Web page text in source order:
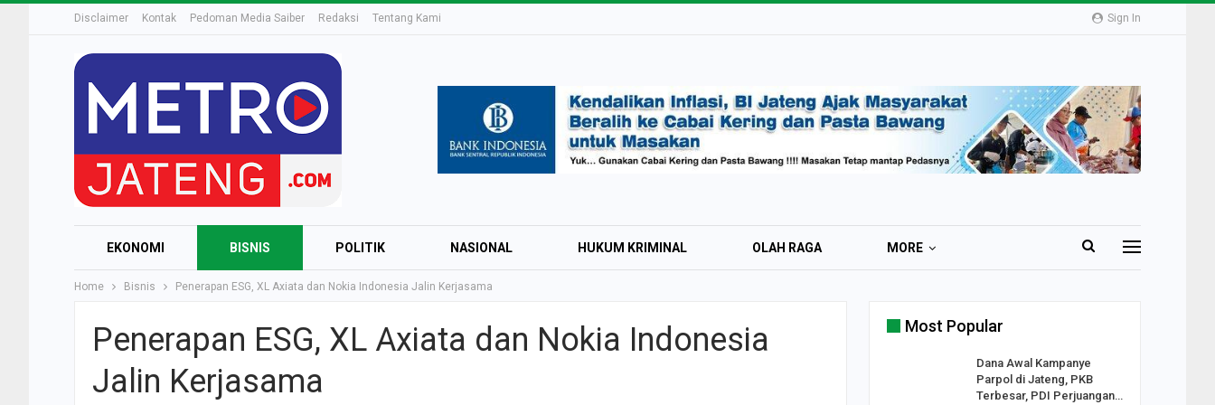
Sign In
Disclaimer Kontak Pedoman Media Saiber Redaksi Tentang Kami
EKONOMI BISNIS POLITIK NASIONAL HUKUM KRIMINAL OLAH RAGA MORE
Home Bisnis Penerapan ESG, XL Axiata dan Nokia Indonesia Jalin Kerjasama
Penerapan ESG, XL Axiata dan Nokia Indonesia
Jalin Kerjasama
Most Popular
Dana Awal Kampanye
Parpol di Jateng, PKB
Terbesar, PDI Perjuangan…